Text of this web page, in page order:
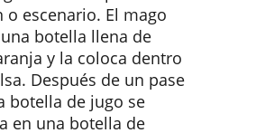
o escenario. El mago
botella llena de
y la coloca dentro
Después de un pase
botella de jugo se
en una botella de